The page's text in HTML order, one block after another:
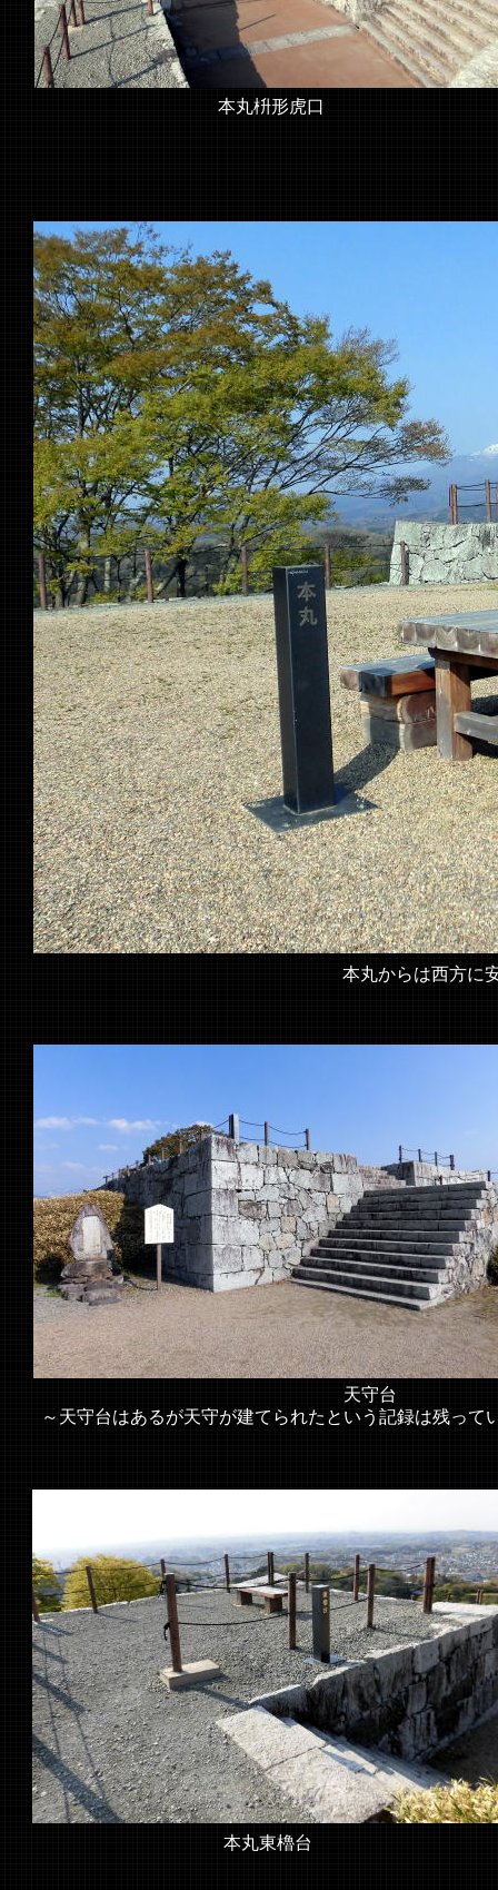
本丸東櫓台
天守台
～天守台はあるが天守が建てられたという記録は残って
本丸枡形虎口
本丸からは西方に